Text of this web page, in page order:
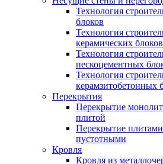
Технология
блоков
Технология
керамических блоков
Технология
пескоцементных
Технология
керамзитобетонных
Перекрытия
Перекрытие
плитой
Перекрытие
пустотными
Кровля
Кровля из